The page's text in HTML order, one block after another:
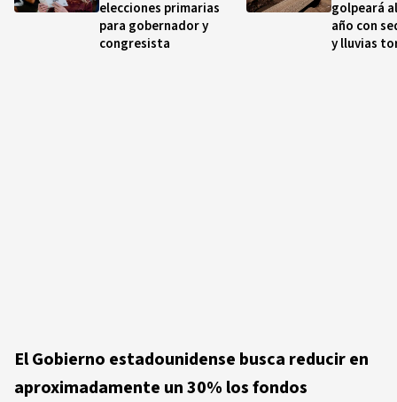
elecciones primarias
para gobernador y
congresista
golpeará
año con
y lluvias
El Gobierno estadounidense busca reducir en
aproximadamente un 30% los fondos